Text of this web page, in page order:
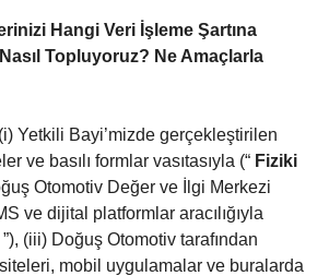
Hangi Veri İşleme Şartına
Topluyoruz? Ne Amaçlarla
Yetkili Bayi’mizde gerçekleştirilen
ve basılı formlar vasıtasıyla (“ Fiziki
Otomotiv Değer ve İlgi Merkezi
ve dijital platformlar aracılığıyla
”), (iii) Doğuş Otomotiv tarafından
mobil uygulamalar ve buralarda